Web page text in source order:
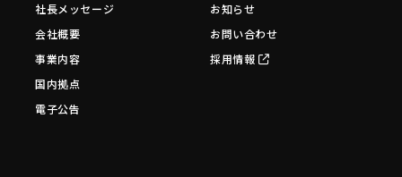
社長メッセージ
会社概要
事業内容
国内拠点
電子公告
お知らせ
お問い合わせ
採用情報